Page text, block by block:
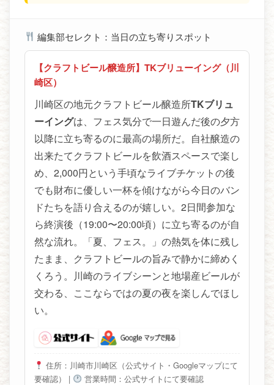
編集部セレクト：当日の立ち寄りスポット
【クラフトビール醸造所】TKブリューイング（川
崎区）
川崎区の地元クラフトビール醸造所TKブリュ
ーイングは、フェス気分で一日遊んだ後の夕方
以降に立ち寄るのに最高の場所だ。自社醸造の
出来たてクラフトビールを飲酒スペースで楽し
め、2,000円という手頃なライブチケットの後
でも財布に優しい一杯を傾けながら今日のバン
ドたちを語り合えるのが嬉しい。2日間参加な
ら終演後（19:00〜20:00頃）に立ち寄るのが自
然な流れ。「夏、フェス。」の熱気を体に残し
たまま、クラフトビールの旨みで静かに締めく
くろう。川崎のライブシーンと地場産ビールが
交わる、ここならではの夏の夜を楽しんでほし
い。
住所：川崎市川崎区（公式サイト・Googleマップにて
要確認）
| 営業時間：公式サイトにて要確認